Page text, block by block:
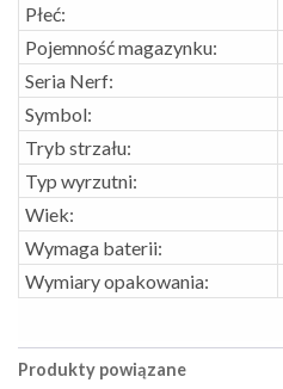
Płeć:
Pojemność magazynku:
Seria Nerf:
Symbol:
Tryb strzału:
Typ wyrzutni:
Wiek:
Wymaga baterii:
Wymiary opakowania:
Produkty powiązane